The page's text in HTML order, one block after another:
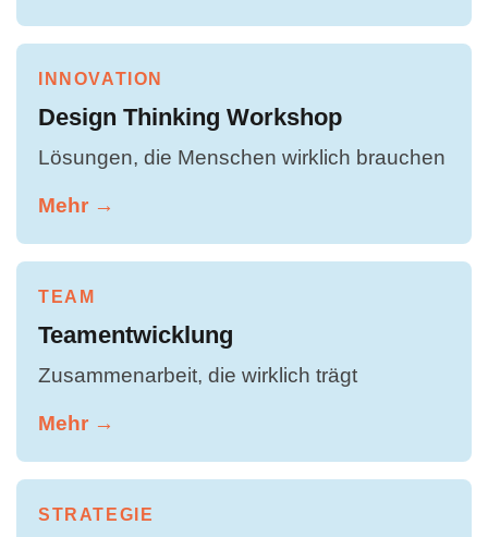
INNOVATION
Design Thinking Workshop
Lösungen, die Menschen wirklich brauchen
Mehr →
TEAM
Teamentwicklung
Zusammenarbeit, die wirklich trägt
Mehr →
STRATEGIE